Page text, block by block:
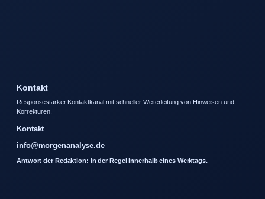
Kontakt
Responsestarker Kontaktkanal mit schneller Weiterleitung von Hinweisen und
Korrekturen.
Kontakt
info@morgenanalyse.de
Antwort der Redaktion: in der Regel innerhalb eines Werktags.